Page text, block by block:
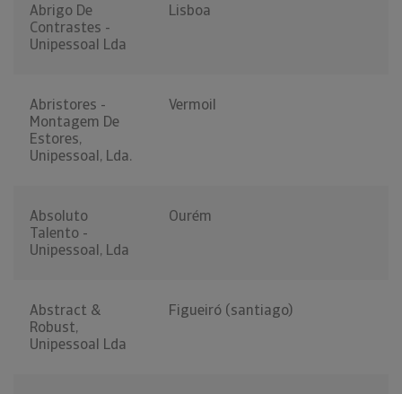
Abrigo De
Contrastes -
Unipessoal Lda
Lisboa
Abristores -
Montagem De
Estores,
Unipessoal, Lda.
Vermoil
Absoluto
Talento -
Unipessoal, Lda
Ourém
Abstract &
Robust,
Unipessoal Lda
Figueiró (santiago)